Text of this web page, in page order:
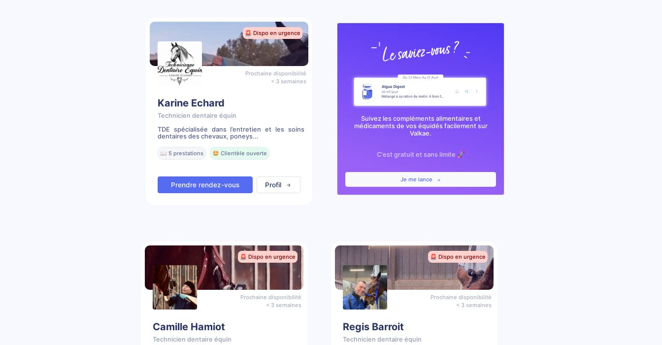
🚨 Dispo en urgence
Prochaine disponibilité
< 3 semaines
Karine Echard
Technicien dentaire équin
TDE spécialisée dans l’entretien et les soins
dentaires des chevaux, poneys...
📖 5 prestations 🤩 Clientèle ouverte
Prendre rendez-vous Profil
Suivez les compléments alimentaires et
médicaments de vos équidés facilement sur
Valkae.
C'est gratuit et sans limite 🚀
Je me lance
🚨 Dispo en urgence
Prochaine disponibilité
< 3 semaines
Camille Hamiot
Technicien dentaire équin
🚨 Dispo en urgence
Prochaine disponibilité
< 3 semaines
Regis Barroit
Technicien dentaire équin